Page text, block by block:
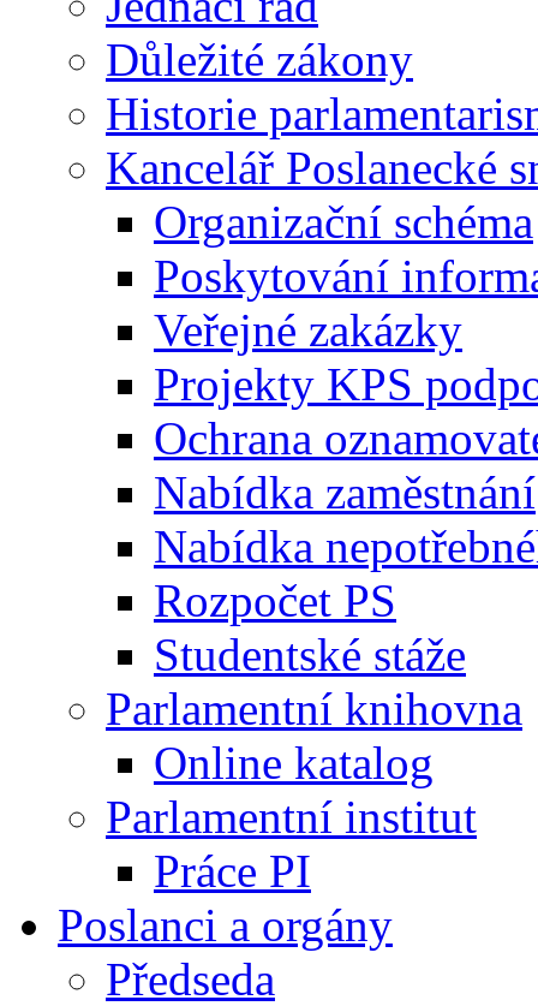
Důležité zákony
Historie
Kancelář Poslanecké
Organizační schéma
Poskytování
Veřejné zakázky
Projekty KPS
Ochrana
Nabídka zaměstnání
Nabídka
Rozpočet PS
Studentské stáže
Parlamentní knihovna
Online katalog
Parlamentní institut
Práce PI
Poslanci a orgány
Předseda